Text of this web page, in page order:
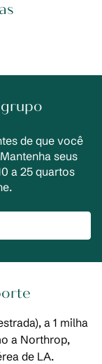
de que você
seus
a 25 quartos
a 1 milha
a Northrop,
de LA.